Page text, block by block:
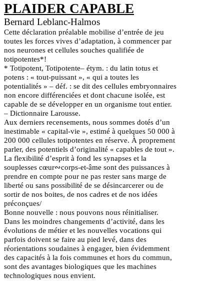
PLAIDER CAPABLE
Bernard Leblanc-Halmos
Cette déclaration préalable mobilise d’entrée de jeu
toutes les forces vives d’adaptation, à commencer par
nos neurones et cellules souches qualifiée de
totipotentes*!
* Totipotent, Totipotente– étym. : du latin totus et
potens : « tout-puissant », « qui a toutes les
potentialités » – déf. : se dit des cellules embryonnaires
non encore différenciées et dont chacune isolée, est
capable de se développer en un organisme tout entier.
– Dictionnaire Larousse.
Aux derniers recensements, nous sommes dotés d’un
inestimable « capital-vie », estimé à quelques 50 000 à
200 000 cellules totipotentes en réserve. À proprement
parler, des potentiels d’originalité « capables de tout ».
La flexibilité d’esprit à fond les synapses et la
souplesses cœur∾corps-et-âme sont des puissances à
prendre en compte pour ne pas rester sans marge de
liberté ou sans possibilité de se désincarcerer ou de
sortir de nos boites, de nos cadres et de nos idées
préconçues/
Bonne nouvelle : nous pouvons nous réinitialiser.
Dans les moindres changements d’activité, dans les
évolutions de métier et les nouvelles vocations qui
parfois doivent se faire au pied levé, dans des
réorientations soudaines à engager, bien évidemment
des capacités à la fois communes et hors du commun,
sont des avantages biologiques que les machines
technologiques nous envient.